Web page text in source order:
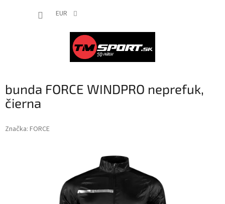
EUR
bunda FORCE WINDPRO neprefuk,
čierna
Značka: FORCE